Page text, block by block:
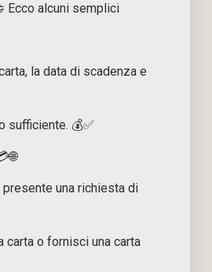
Ecco alcuni semplici
la data di scadenza e
sufficiente. 💰✅
una richiesta di
o fornisci una carta